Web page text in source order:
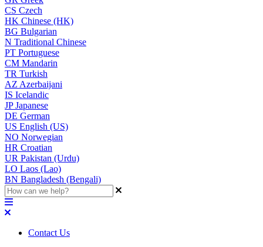
CS Czech
HK Chinese (HK)
BG Bulgarian
N Traditional Chinese
PT Portuguese
CM Mandarin
TR Turkish
AZ Azerbaijani
IS Icelandic
JPJapanese
DE German
US English (US)
NO Norwegian
HR Croatian
UR Pakistan (Urdu)
LO Laos (Lao)
BN Bangladesh (Bengali)
Contact Us